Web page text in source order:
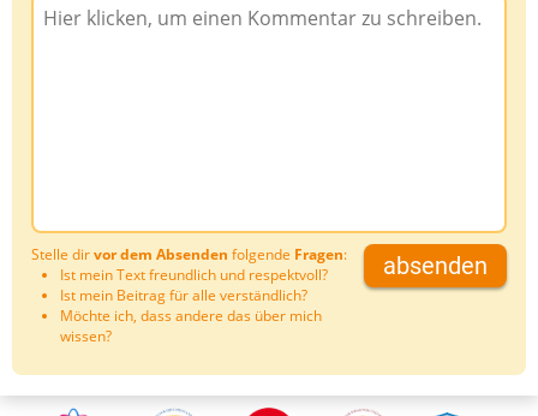
Stelle dirvor dem Absenden folgende Fragen:
Ist mein Text freundlich und respektvoll?
Ist mein Beitrag für alle verständlich?
Möchte ich, dass andere das über mich
wissen?
absenden